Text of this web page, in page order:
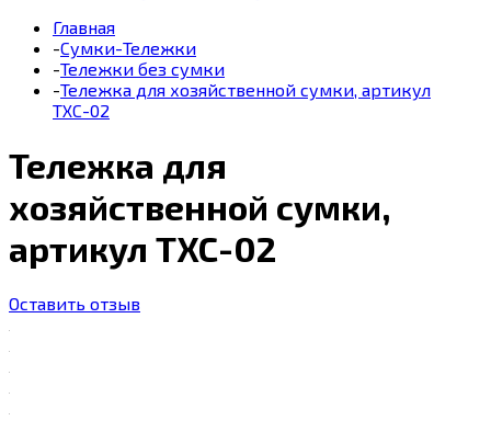
Главная
-Сумки-Тележки
-Тележки без сумки
-Тележка для хозяйственной сумки, артикул
ТХС-02
Тележка для
хозяйственной сумки,
артикул ТХС-02
Оставить отзыв